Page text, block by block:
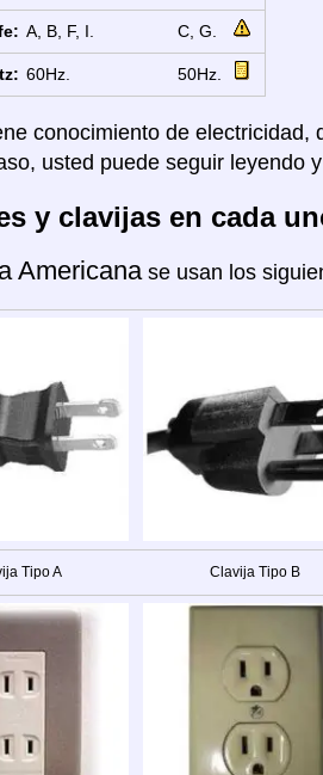
A, B, F, I. C, G.
60Hz. 50Hz.
conocimiento de
usted puede seguir leyendo
y clavijas en cada
Americana se usan los
Tipo A Clavija Tipo B